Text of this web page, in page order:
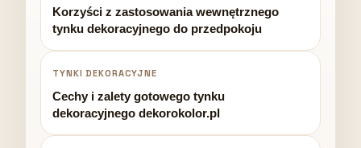
Korzyści z zastosowania wewnętrznego
tynku dekoracyjnego do przedpokoju
TYNKI DEKORACYJNE
Cechy i zalety gotowego tynku
dekoracyjnego dekorokolor.pl